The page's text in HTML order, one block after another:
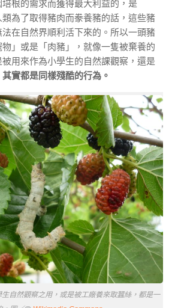
根的需求而獲得最大利益的，是
為了取得豬肉而豢養豬的話，這些豬
在自然界順利活下來的。所以一頭豬
」或是「肉豬」，就像一隻被棄養的
用來作為小學生的自然課觀察，還是
其實都是同樣殘酷的行為。
自然觀察之用，或是被工廠養來取蠶絲，都是一